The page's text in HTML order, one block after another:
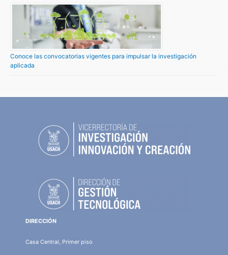
Conoce las convocatorias vigentes para impulsar la investigación
aplicada
DIRECCIÓN
Casa Central, Primer piso